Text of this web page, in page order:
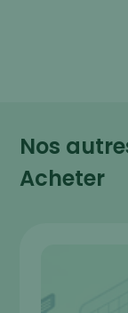
Nos
Acheter